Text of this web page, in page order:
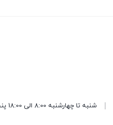
شنبه تا چهارشنبه 8:00 الی 18:00 پنجشنبه 8:00 الی 13:00